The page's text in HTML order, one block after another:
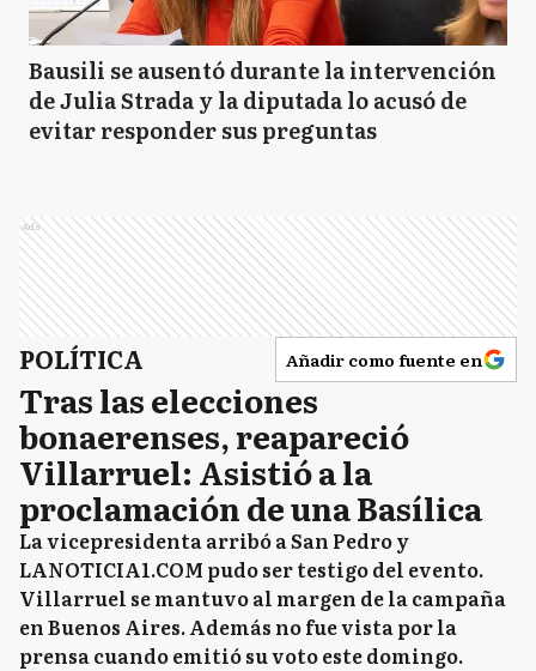
Bausili se ausentó durante la intervención
de Julia Strada y la diputada lo acusó de
evitar responder sus preguntas
Ads
POLÍTICA Añadir como fuente en
Tras las elecciones
bonaerenses, reapareció
Villarruel: Asistió a la
proclamación de una Basílica
La vicepresidenta arribó a San Pedro y
LANOTICIA1.COM pudo ser testigo del evento.
Villarruel se mantuvo al margen de la campaña
en Buenos Aires. Además no fue vista por la
prensa cuando emitió su voto este domingo.